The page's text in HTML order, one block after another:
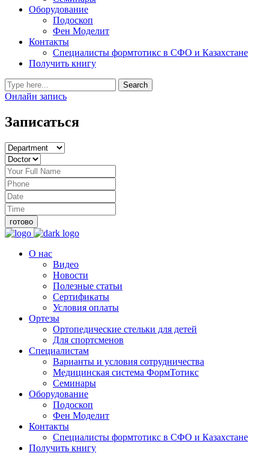
Оборудование
Подоскоп
Фен Моделит
Контакты
Специалисты формтотикс в СФО и Казахстане
Получить книгу
Онлайн запись
Записаться
О нас
Видео
Новости
Полезные статьи
Сертификаты
Условия оплаты
Ортезы
Ортопедические стельки для детей
Для спортсменов
Специалистам
Варианты и условия сотрудничества
Медицинская система ФормТотикс
Семинары
Оборудование
Подоскоп
Фен Моделит
Контакты
Специалисты формтотикс в СФО и Казахстане
Получить книгу